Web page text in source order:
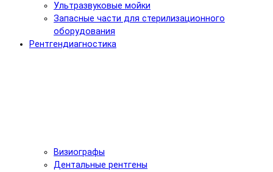
Ультразвуковые мойки
Запасные части для стерилизационного
оборудования
Рентгендиагностика
Визиографы
Дентальные рентгены